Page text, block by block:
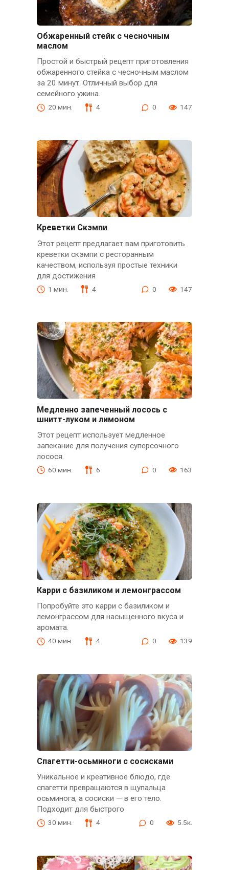
Обжаренный стейк с чесночным
маслом
Простой и быстрый рецепт приготовления
обжаренного стейка с чесночным маслом
за 20 минут. Отличный выбор для
семейного ужина.
20 мин. 4 0 147
Креветки Скэмпи
Этот рецепт предлагает вам приготовить
креветки скэмпи с ресторанным
качеством, используя простые техники
для достижения
1 мин. 4 0 147
Медленно запеченный лосось с
шнитт-луком и лимоном
Этот рецепт использует медленное
запекание для получения суперсочного
лосося.
60 мин. 6 0 163
Карри с базиликом и лемонграссом
Попробуйте это карри с базиликом и
лемонграссом для насыщенного вкуса и
аромата.
40 мин. 4 0 139
Спагетти-осьминоги с сосисками
Уникальное и креативное блюдо, где
спагетти превращаются в щупальца
осьминога, а сосиски — в его тело.
Подходит для быстрого
30 мин. 4 0 5.5к.